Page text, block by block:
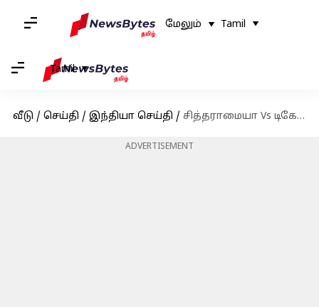
மேலும் Tamil
Tamil
வீடு / செய்தி / இந்தியா செய்தி / சித்தராமையா Vs டிகே.சிவகுமார் பிரச்சனை: கர்நாடகாவில் ஆட்சி காலம் இரண்டாக பிரிக்கப்படுமா
ADVERTISEMENT